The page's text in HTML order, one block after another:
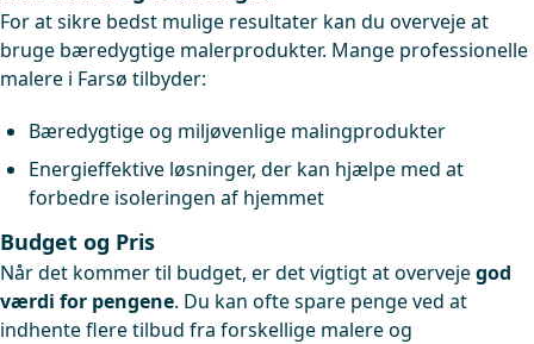
For at sikre bedst mulige resultater kan du overveje at
bruge bæredygtige malerprodukter. Mange professionelle
malere i Farsø tilbyder:
Bæredygtige og miljøvenlige malingprodukter
Energieffektive løsninger, der kan hjælpe med at
forbedre isoleringen af hjemmet
Budget og Pris
Når det kommer til budget, er det vigtigt at overvejegod
værdi for pengene. Du kan ofte spare penge ved at
indhente flere tilbud fra forskellige malere og